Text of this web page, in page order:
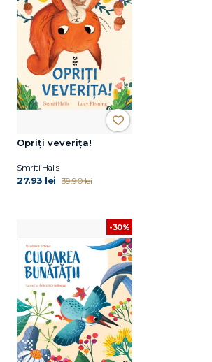
Opriți veverița!
Smriti Halls
27.93 lei 39.90 lei
-30%